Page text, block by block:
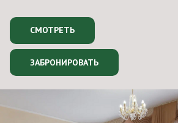
СМОТРЕТЬ
ЗАБРОНИРОВАТЬ